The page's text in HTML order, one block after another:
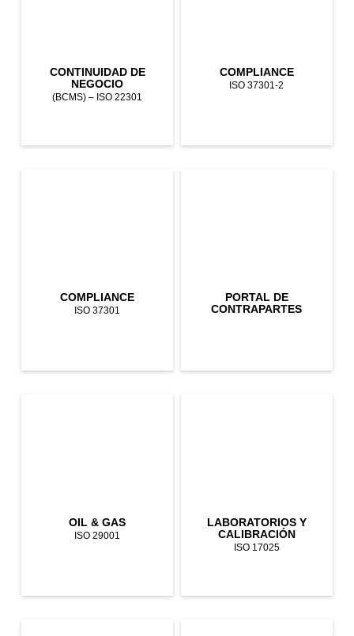
CONTINUIDAD DE
NEGOCIO
(BCMS) – ISO 22301
COMPLIANCE
ISO 37301-2
COMPLIANCE
ISO 37301
PORTAL DE
CONTRAPARTES
OIL & GAS
ISO 29001
LABORATORIOS Y
CALIBRACIÓN
ISO 17025